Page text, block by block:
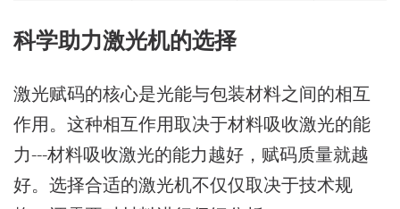
科学助力激光机的选择
激光赋码的核心是光能与包装材料之间的相互
作用。这种相互作用取决于材料吸收激光的能
力---材料吸收激光的能力越好，赋码质量就越
好。选择合适的激光机不仅仅取决于技术规